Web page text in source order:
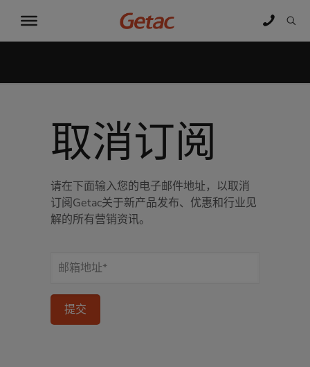
取消订阅
请在下面输入您的电子邮件地址，以取消
订阅Getac关于新产品发布、优惠和行业见
解的所有营销资讯。